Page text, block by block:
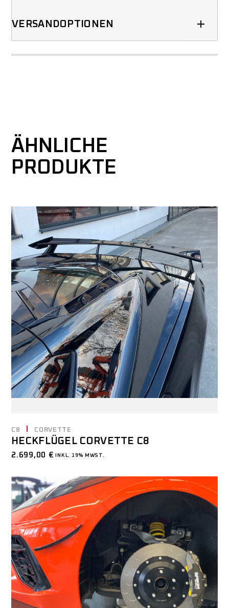
VERSANDOPTIONEN
ÄHNLICHE
PRODUKTE
C8 CORVETTE
HECKFLÜGEL CORVETTE C8
2.699,00 € INKL. 19% MWST.